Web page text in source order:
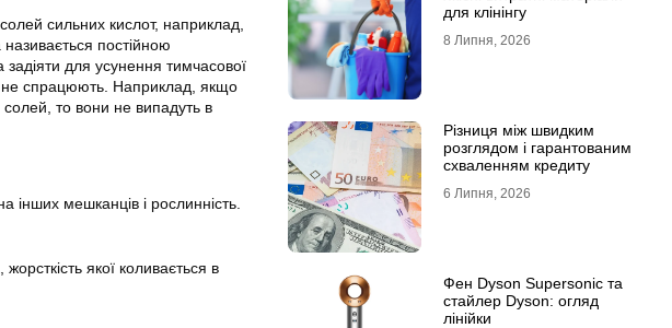
сильних кислот, наприклад,
постійною
для усунення тимчасової
не спрацюють. Наприклад, якщо
солей, то вони не випадуть в
інших мешканців і рослинність.
якої коливається в
для клінінгу
8 Липня, 2026
Різниця між швидким
розглядом і гарантованим
схваленням кредиту
6 Липня, 2026
Фен Dyson Supersonic та
стайлер Dyson: огляд
лінійки